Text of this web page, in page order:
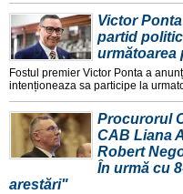
Victor
partid
următoarea
Fostul premier Victor Ponta a
intenționeaza sa participe la
Procurorul
CAB Liana
Robert
În urmă cu
arestări"